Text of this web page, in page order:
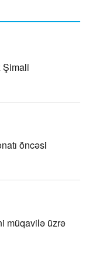
Şimali
öncəsi
müqavilə üzrə